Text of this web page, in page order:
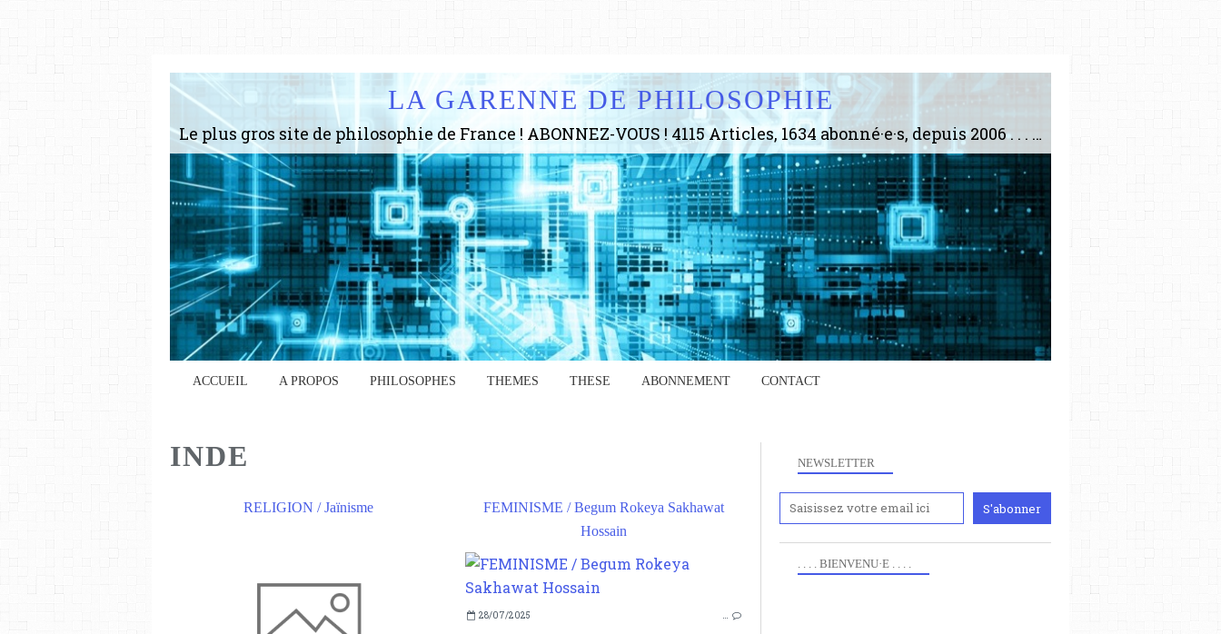
LA GARENNE DE PHILOSOPHIE
Le plus gros site de philosophie de France ! ABONNEZ-VOUS ! 4115 Articles, 1634 abonné·e·s, depuis 2006 . . . . . . . . 2 852 214 pages vues jusqu'à présent. Prestance et être apte à un plus grand nombre de choses.
ACCUEIL A PROPOS PHILOSOPHES THEMES THESE ABONNEMENT CONTACT
INDE
RELIGION / Jaïnisme
COURANTS RELIGIEUX
FEMINISME / Begum Rokeya Sakhawat
Hossain
28/07/2025 …
NEWSLETTER
. . . . BIENVENU·E . . . .
Anciennement
www.paris8philo.com, ce site, créé
en 2006 lors du mouvement anti-CPE,